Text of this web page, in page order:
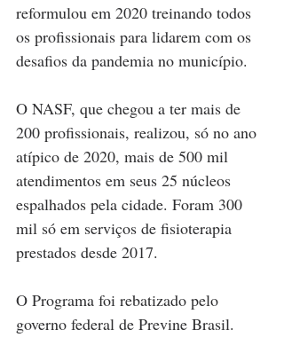
reformulou em 2020 treinando todos
os profissionais para lidarem com os
desafios da pandemia no município.
O NASF, que chegou a ter mais de
200 profissionais, realizou, só no ano
atípico de 2020, mais de 500 mil
atendimentos em seus 25 núcleos
espalhados pela cidade. Foram 300
mil só em serviços de fisioterapia
prestados desde 2017.
O Programa foi rebatizado pelo
governo federal de Previne Brasil.